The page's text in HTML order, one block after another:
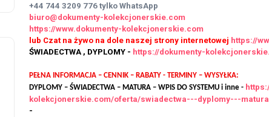
+44 744 3209 776 tylko WhatsApp
biuro@dokumenty-kolekcjonerskie.com
https://www.dokumenty-kolekcjonerskie.com
lub Czat na żywo na dole naszej strony internetowej https://
ŚWIADECTWA , DYPLOMY - https://dokumenty-
PEŁNA INFORMACJA – CENNIK – RABATY - TERMINY – WYSYŁKA:
DYPLOMY – ŚWIADECTWA – MATURA – WPIS DO SYSTEMU i inne -
kolekcjonerskie.com/oferta/swiadectwa---dyplomy---
-